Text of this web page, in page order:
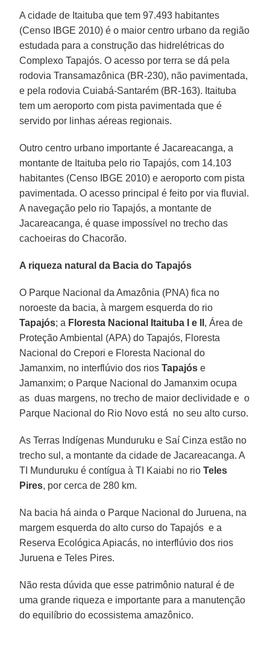
A cidade de Itaituba que tem 97.493 habitantes
(Censo IBGE 2010) é o maior centro urbano da região
estudada para a construção das hidrelétricas do
Complexo Tapajós. O acesso por terra se dá pela
rodovia Transamazônica (BR-230), não pavimentada,
e pela rodovia Cuiabá-Santarém (BR-163). Itaituba
tem um aeroporto com pista pavimentada que é
servido por linhas aéreas regionais.
Outro centro urbano importante é Jacareacanga, a
montante de Itaituba pelo rio Tapajós, com 14.103
habitantes (Censo IBGE 2010) e aeroporto com pista
pavimentada. O acesso principal é feito por via fluvial.
A navegação pelo rio Tapajós, a montante de
Jacareacanga, é quase impossível no trecho das
cachoeiras do Chacorão.
A riqueza natural da Bacia do Tapajós
O Parque Nacional da Amazônia (PNA) fica no
noroeste da bacia, à margem esquerda do rio
Tapajós; a Floresta Nacional Itaituba I e II , Área de
Proteção Ambiental (APA) do Tapajós, Floresta
Nacional do Crepori e Floresta Nacional do
Jamanxim, no interflúvio dos riosTapajós e
Jamanxim; o Parque Nacional do Jamanxim ocupa
as duas margens, no trecho de maior declividade e o
Parque Nacional do Rio Novo está no seu alto curso.
As Terras Indígenas Munduruku e Saí Cinza estão no
trecho sul, a montante da cidade de Jacareacanga. A
TI Munduruku é contígua à TI Kaiabi no rioTeles
Pires, por cerca de 280 km.
Na bacia há ainda o Parque Nacional do Juruena, na
margem esquerda do alto curso do Tapajós e a
Reserva Ecológica Apiacás, no interflúvio dos rios
Juruena e Teles Pires.
Não resta dúvida que esse patrimônio natural é de
uma grande riqueza e importante para a manutenção
do equilíbrio do ecossistema amazônico.